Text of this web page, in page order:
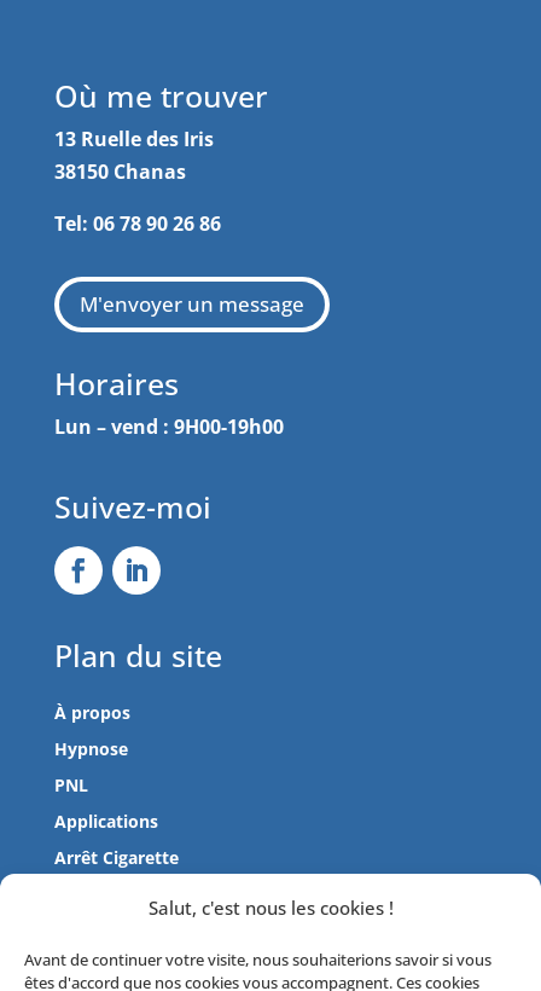
Salut, c'est nous les cookies !
Avant de continuer votre visite, nous souhaiterions savoir si vous
êtes d'accord que nos cookies vous accompagnent. Ces cookies
Où me trouver
13 Ruelle des Iris
38150 Chanas
Tel: 06 78 90 26 86
M'envoyer un message
Horaires
Lun – vend : 9H00-19h00
Suivez-moi
Plan du site
À propos
Hypnose
PNL
Applications
Arrêt Cigarette
Contactez-moi